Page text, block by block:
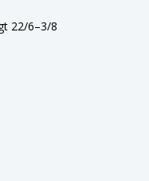
22/6–3/8